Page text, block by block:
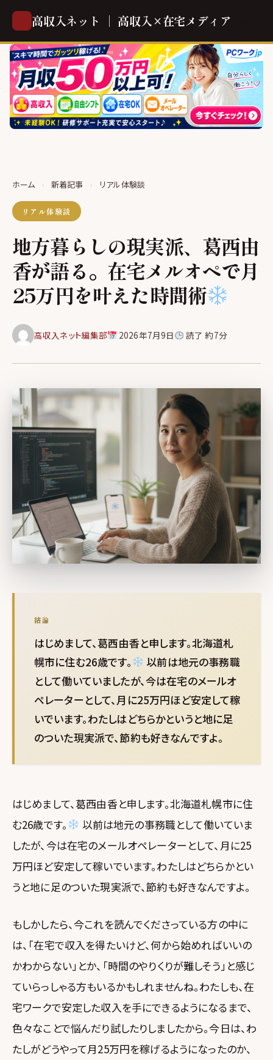
高収入ネット ｜ 高収入×在宅メディア
ホーム › 新着記事 › リアル体験談
リアル体験談
地方暮らしの現実派、葛西由
香が語る。在宅メルオペで月
25万円を叶えた時間術
高収入ネット編集部 2026年7月9日 読了 約7分
結論
はじめまして、葛西由香と申します。北海道札
幌市に住む26歳です。
以前は地元の事務職
として働いていましたが、今は在宅のメールオ
ペレーターとして、月に25万円ほど安定して稼
いでいます。わたしはどちらかというと地に足
のついた現実派で、節約も好きなんですよ。
はじめまして、葛西由香と申します。北海道札幌市に住
む26歳です。
以前は地元の事務職として働いていま
したが、今は在宅のメールオペレーターとして、月に25
万円ほど安定して稼いでいます。わたしはどちらかとい
うと地に足のついた現実派で、節約も好きなんですよ。
もしかしたら、今これを読んでくださっている方の中に
は、「在宅で収入を得たいけど、何から始めればいいの
かわからない」とか、「時間のやりくりが難しそう」と感じ
ていらっしゃる方もいるかもしれませんね。わたしも、在
宅ワークで安定した収入を手にできるようになるまで、
色々なことで悩んだり試したりしましたから。今日は、わ
たしがどうやって月25万円を稼げるようになったのか、